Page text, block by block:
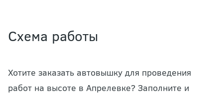
Схема работы
Хотите заказать автовышку для проведения
работ на высоте в Апрелевке? Заполните и